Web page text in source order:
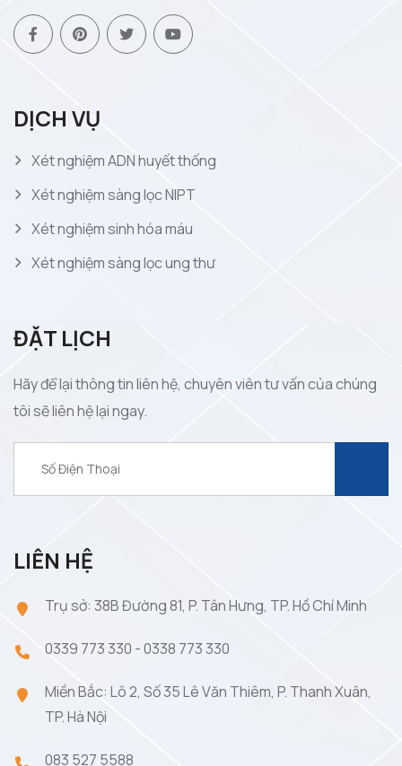
DỊCH VỤ
Xét nghiệm ADN huyết thống
Xét nghiệm sàng lọc NIPT
Xét nghiệm sinh hóa máu
Xét nghiệm sàng lọc ung thư
ĐẶT LỊCH
Hãy để lại thông tin liên hệ, chuyên viên tư vấn của chúng
tôi sẽ liên hệ lại ngay.
LIÊN HỆ
Trụ sở: 38B Đường 81, P. Tân Hưng, TP. Hồ Chí Minh
0339 773 330 -0338 773 330
Miền Bắc: Lô 2, Số 35 Lê Văn Thiêm, P. Thanh Xuân,
TP. Hà Nội
083 527 5588